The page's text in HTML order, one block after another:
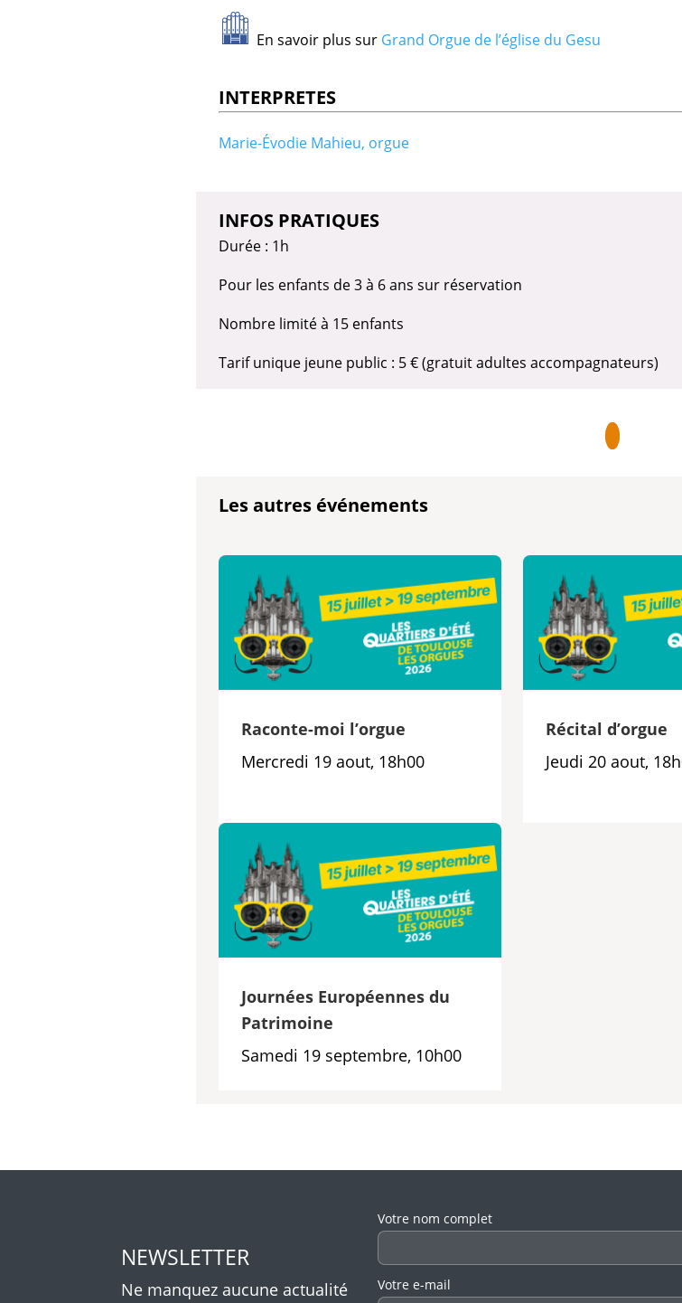
En savoir plus sur Grand Orgue de l’église du Gesu
INTERPRETES
Marie-Évodie Mahieu, orgue
INFOS PRATIQUES
Durée : 1h
Pour les enfants de 3 à 6 ans sur réservation
Nombre limité à 15 enfants
Tarif unique jeune public : 5 € (gratuit adultes accompagnateurs)
Les autres événements
Raconte-moi l’orgue
Mercredi 19 aout, 18h00
Récital d’orgue
Jeudi 20 aout,
Journées Européennes du
Patrimoine
Samedi 19 septembre, 10h00
NEWSLETTER
Ne manquez aucune actualité
Veuillez laisser ce champ vide.
Votre nom complet
Votre e-mail